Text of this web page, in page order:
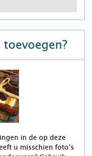
in de op deze
u misschien foto’s